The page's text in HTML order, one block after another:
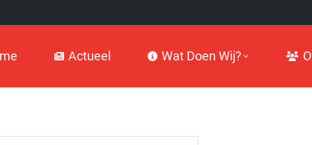
Actueel Wat Doen Wij?